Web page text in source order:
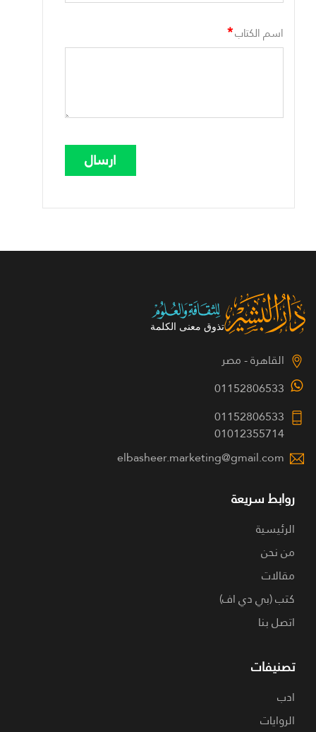
اسم الكتاب*
القاهرة - مصر
01152806533
01152806533
01012355714
elbasheer.marketing@gmail.com
روابط سريعة
الرئيسية
من نحن
مقالات
كتب (بي دي اف)
اتصل بنا
تصنيفات
ادب
الروايات